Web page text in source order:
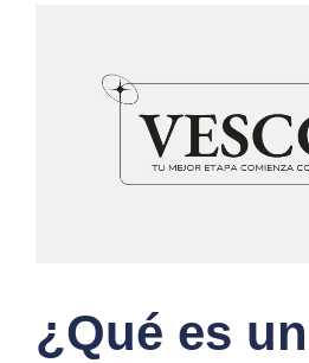
¿Qué es un